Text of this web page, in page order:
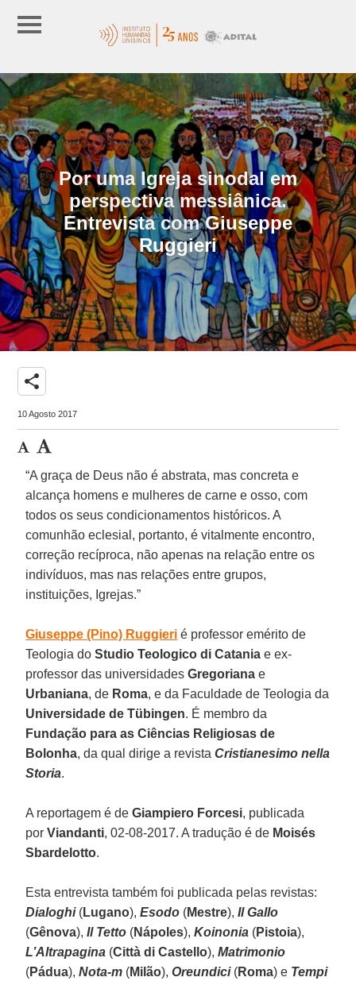
Por uma Igreja sinodal em
perspectiva messiânica.
Entrevista com Giuseppe
Ruggieri
share
10 Agosto 2017
“A graça de Deus não é abstrata, mas concreta e
alcança homens e mulheres de carne e osso, com
todos os seus condicionamentos históricos. A
comunhão eclesial, portanto, é vitalmente encontro,
correção recíproca, não apenas na relação entre os
indivíduos, mas nas relações entre grupos,
instituições, Igrejas.”
Giuseppe (Pino) Ruggieri é professor emérito de
Teologia doStudio Teologico di Catania e ex-
professor das universidadesGregoriana e
Urbaniana, de Roma, e da Faculdade de Teologia da
Universidade de Tübingen. É membro da
Fundação para as Ciências Religiosas de
Bolonha, da qual dirige a revistaCristianesimo nella
Storia.
A reportagem é deGiampiero Forcesi, publicada
porViandanti, 02-08-2017. A tradução é de Moisés
Sbardelotto.
Esta entrevista também foi publicada pelas revistas:
Dialoghi (Lugano),Esodo (Mestre),Il Gallo
(Gênova),Il Tetto (Nápoles),Koinonia (Pistoia),
L’Altrapagina (Città di Castello),Matrimonio
(Pádua),Nota-m (Milão),Oreundici(Roma) e Tempi